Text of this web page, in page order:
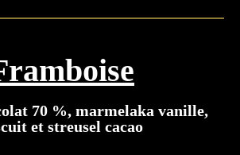
70 %, marmelaka vanille,
et streusel cacao